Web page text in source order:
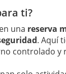
ti?
una reserva
. Aquí
controlado y